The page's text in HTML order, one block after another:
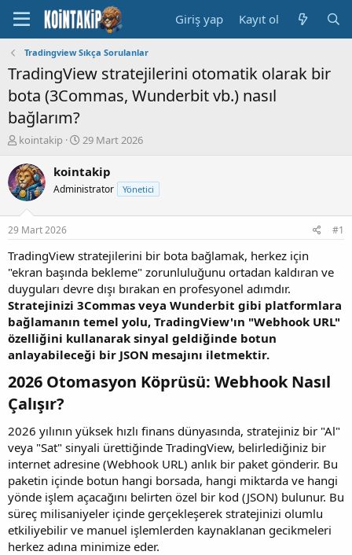
Giriş yap Kayıt ol
Tradingview Sıkça Sorulanlar
TradingView stratejilerini otomatik olarak bir
bota (3Commas, Wunderbit vb.) nasıl
bağlarım?
K
n
u
y
B
a
ş
l
a
t
a
n
kointakip
B
ş
l
a
ç
a
r
i
h
i
29 Mart 2026
kointakip
Administrator Yönetici
29 Mart 2026 #1
TradingView stratejilerini bir bota bağlamak, herkez için
"ekran başında bekleme" zorunluluğunu ortadan kaldıran ve
duyguları devre dışı bırakan en profesyonel adımdır.
Stratejinizi 3Commas veya Wunderbit gibi platformlara
bağlamanın temel yolu, TradingView'ın "Webhook URL"
özelliğini kullanarak sinyal geldiğinde botun
anlayabileceği bir JSON mesajını iletmektir.
2026 Otomasyon Köprüsü: Webhook Nasıl
Çalışır?​
2026 yılının yüksek hızlı finans dünyasında, stratejiniz bir "Al"
veya "Sat" sinyali ürettiğinde TradingView, belirlediğiniz bir
internet adresine (Webhook URL) anlık bir paket gönderir. Bu
paketin içinde botun hangi borsada, hangi miktarda ve hangi
yönde işlem açacağını belirten özel bir kod (JSON) bulunur. Bu
süreç milisaniyeler içinde gerçekleşerek stratejinizi olumlu
etkiliyebilir ve manuel işlemlerden kaynaklanan gecikmeleri
herkez adına minimize eder.